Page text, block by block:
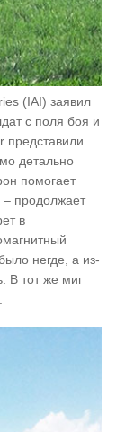
(IAI) заявил
с поля боя и
представили
детально
помогает
– продолжает
в
негде, а из-
В тот же миг